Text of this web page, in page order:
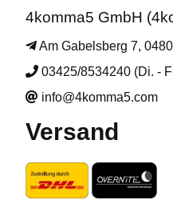
4komma5 GmbH
Am Gabelsberg 7,
03425/8534240 (Di. -
info@4komma5.com
Versand